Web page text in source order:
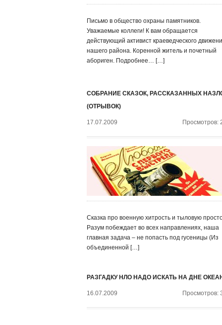
Письмо в общество охраны памятников.
Уважаемые коллеги! К вам обращается
действующий активист краеведческого
нашего района. Коренной житель и почетный
абориген. Подробнее… […]
СОБРАНИЕ СКАЗОК, РАССКАЗАННЫХ
(ОТРЫВОК)
17.07.2009 Просмотров:
Сказка про военную хитрость и тыловую
Разум побеждает во всех направлениях, наша
главная задача – не попасть под гусеницы (Из
объединенной […]
РАЗГАДКУ НЛО НАДО ИСКАТЬ НА ДНЕ
16.07.2009 Просмотров: